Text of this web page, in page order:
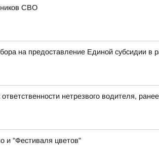
СВО
на предоставление Единой субсидии в
нетрезвого водителя,
и "Фестиваля цветов"